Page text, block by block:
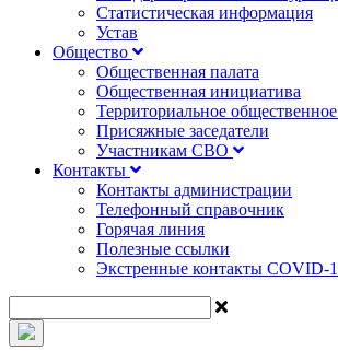
Статистическая информация
Устав
Общество
Общественная палата
Общественная инициатива
Территориальное
Присяжные заседатели
Участникам СВО
Контакты
Контакты администрации
Телефонный справочник
Горячая линия
Полезные ссылки
Экстренные контакты COVID-